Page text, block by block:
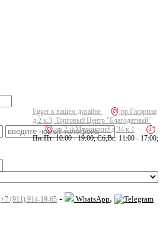
Egger в вашем дизайне
пр.Гагарина
д.2 к.3, Торговый Центр "Благодатный"
пр.2-й Муринский д.34 к.1
Пн-Пт: 10:00 - 19:00; Сб,Вс: 11:00 - 17:00;
+7 (911) 914-19-65 - WhatsApp,